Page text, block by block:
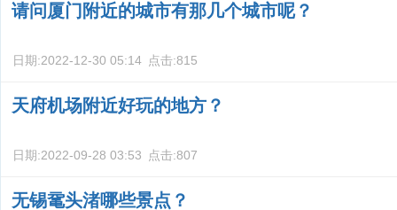
请问厦门附近的城市有那几个城市呢？
日期:2022-12-30 05:14 点击:815
天府机场附近好玩的地方？
日期:2022-09-28 03:53 点击:807
无锡鼋头渚哪些景点？